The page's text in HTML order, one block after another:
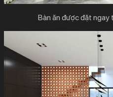
Bàn ăn được đặt ngay